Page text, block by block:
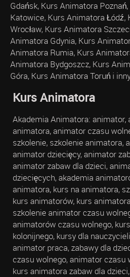
Gdańsk, Kurs Animatora
Katowice, Kurs Animatora Łódź,
Wrocław, Kurs Animatora
Animatora Gdynia, Kurs
Animatora Rumia, Kurs
Animatora Bydgoszcz, Kurs
Góra, Kurs Animatora Toruń i
Kurs Animatora
Akademia Animatora: animator,
animatora, animator czasu
szkolenie, szkolenie animatora,
animator dziecięcy, animator
animator zabaw dla dzieci,
dziecięcych, akademia
animatora, kurs na animatora,
kurs animatorów, kurs
szkolenie animator czasu
animatorów czasu wolnego,
kolonijnego, kursy dla
animator praca, zabawy dla
czasu wolnego, animator czasu
kurs animatora zabaw dla